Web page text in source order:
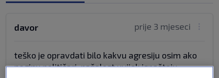
prije 3 mjeseci
davor
teško je opravdati bilo kakvu agresiju osim ako
poginu političari. nažalost uvijek ispaštaju